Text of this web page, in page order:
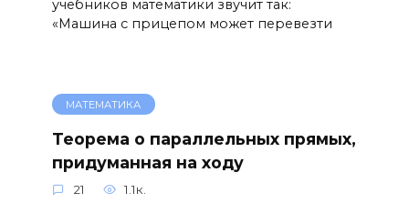
учебников математики звучит так:
«Машина с прицепом может перевезти
МАТЕМАТИКА
Теорема о параллельных прямых,
придуманная на ходу
21 1.1к.